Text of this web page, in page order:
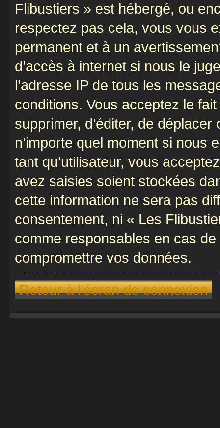
Flibustiers » est hébergé, ou
respectez pas cela, vous vous
permanent et à un
d’accès à internet si nous le
l’adresse IP de tous les
conditions. Vous acceptez le
supprimer, d’éditer, de
n’importe quel moment si nous
tant qu’utilisateur, vous
avez saisies soient stockées
cette information ne sera pas
consentement, ni « Les
comme responsables en cas
compromettre vos données.
Retour à l’écran de connexion